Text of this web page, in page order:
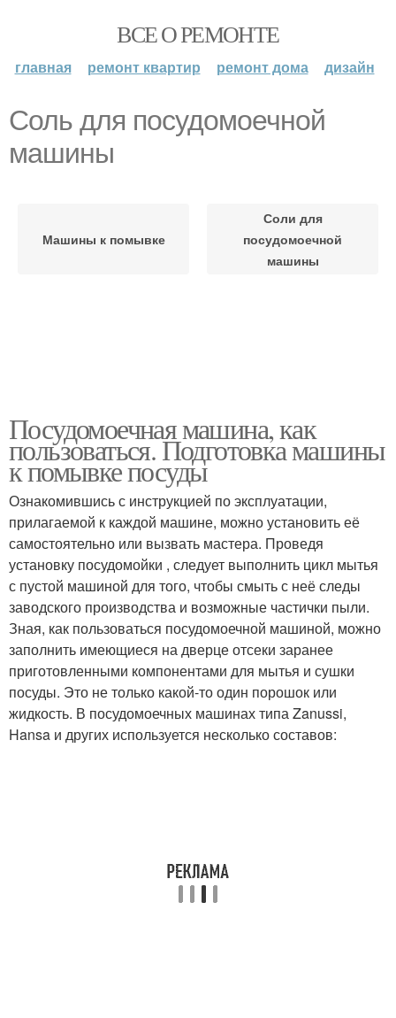
ВСЕ О РЕМОНТЕ
главная ремонт квартир ремонт дома дизайн
Соль для посудомоечной
машины
Машины к помывке
Соли для
посудомоечной
машины
Посудомоечная машина, как
пользоваться. Подготовка машины
к помывке посуды
Ознакомившись с инструкцией по эксплуатации,
прилагаемой к каждой машине, можно установить её
самостоятельно или вызвать мастера. Проведя
установку посудомойки , следует выполнить цикл мытья
с пустой машиной для того, чтобы смыть с неё следы
заводского производства и возможные частички пыли.
Зная, как пользоваться посудомоечной машиной, можно
заполнить имеющиеся на дверце отсеки заранее
приготовленными компонентами для мытья и сушки
посуды. Это не только какой-то один порошок или
жидкость. В посудомоечных машинах типа Zanussi,
Hansa и других используется несколько составов: